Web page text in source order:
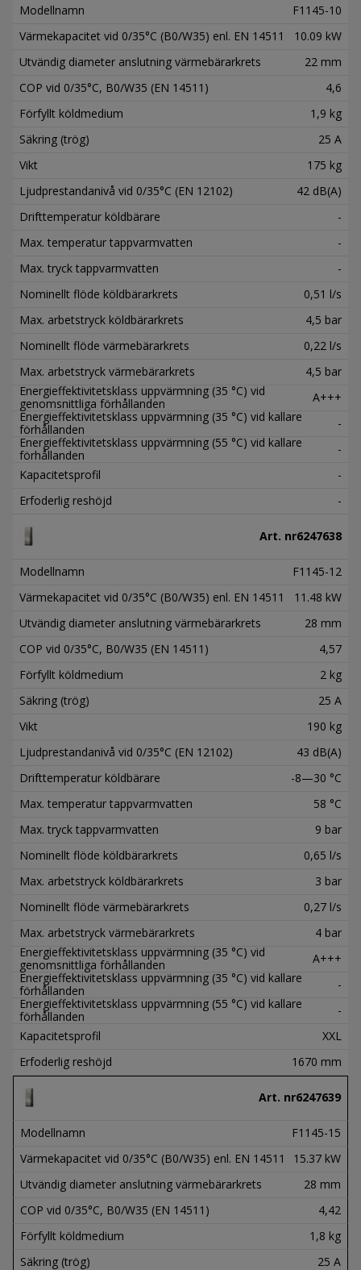
Modellnamn
F1145-10
Värmekapacitet vid 0/35°C (B0/W35) enl. EN 14511
10.09 kW
Utvändig diameter anslutning värmebärarkrets
22 mm
COP vid 0/35°C, B0/W35 (EN 14511)
4,6
Förfyllt köldmedium
1,9 kg
Säkring (trög)
25 A
Vikt
175 kg
Ljudprestandanivå vid 0/35°C (EN 12102)
42 dB(A)
Drifttemperatur köldbärare
-
Max. temperatur tappvarmvatten
-
Max. tryck tappvarmvatten
-
Nominellt flöde köldbärarkrets
0,51 l/s
Max. arbetstryck köldbärarkrets
4,5 bar
Nominellt flöde värmebärarkrets
0,22 l/s
Max. arbetstryck värmebärarkrets
4,5 bar
Energieffektivitetsklass uppvärmning (35 °C) vid
genomsnittliga förhållanden
A+++
Energieffektivitetsklass uppvärmning (35 °C) vid kallare
förhållanden
-
Energieffektivitetsklass uppvärmning (55 °C) vid kallare
förhållanden
-
Kapacitetsprofil
-
Erfoderlig reshöjd
-
Art. nr6247638
Modellnamn
F1145-12
Värmekapacitet vid 0/35°C (B0/W35) enl. EN 14511
11.48 kW
Utvändig diameter anslutning värmebärarkrets
28 mm
COP vid 0/35°C, B0/W35 (EN 14511)
4,57
Förfyllt köldmedium
2 kg
Säkring (trög)
25 A
Vikt
190 kg
Ljudprestandanivå vid 0/35°C (EN 12102)
43 dB(A)
Drifttemperatur köldbärare
-8—30 °C
Max. temperatur tappvarmvatten
58 °C
Max. tryck tappvarmvatten
9 bar
Nominellt flöde köldbärarkrets
0,65 l/s
Max. arbetstryck köldbärarkrets
3 bar
Nominellt flöde värmebärarkrets
0,27 l/s
Max. arbetstryck värmebärarkrets
4 bar
Energieffektivitetsklass uppvärmning (35 °C) vid
genomsnittliga förhållanden
A+++
Energieffektivitetsklass uppvärmning (35 °C) vid kallare
förhållanden
-
Energieffektivitetsklass uppvärmning (55 °C) vid kallare
förhållanden
-
Kapacitetsprofil
XXL
Erfoderlig reshöjd
1670 mm
Art. nr6247639
Modellnamn
F1145-15
Värmekapacitet vid 0/35°C (B0/W35) enl. EN 14511
15.37 kW
Utvändig diameter anslutning värmebärarkrets
28 mm
COP vid 0/35°C, B0/W35 (EN 14511)
4,42
Förfyllt köldmedium
1,8 kg
Säkring (trög)
25 A